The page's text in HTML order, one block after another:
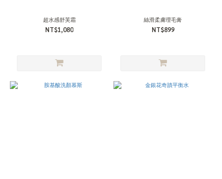
超水感舒芙霜
NT$1,080
絲滑柔膚理毛膏
NT$899